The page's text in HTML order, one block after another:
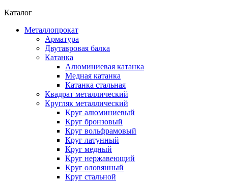
Каталог
Металлопрокат
Арматура
Двутавровая балка
Катанка
Алюминиевая катанка
Медная катанка
Катанка стальная
Квадрат металлический
Кругляк металлический
Круг алюминиевый
Круг бронзовый
Круг вольфрамовый
Круг латунный
Круг медный
Круг нержавеющий
Круг оловянный
Круг стальной